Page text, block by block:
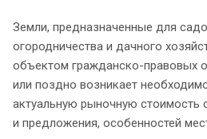
Земли, предназначенные для
огородничества и дачного
объектом гражданско-правовых
или поздно возникает
актуальную рыночную стоимость
и предложения, особенностей